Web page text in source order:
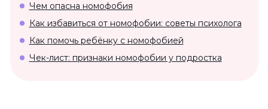
Чем опасна номофобия
Как избавиться от номофобии: советы психолога
Как помочь ребёнку с номофобией
Чек-лист: признаки номофобии у подростка